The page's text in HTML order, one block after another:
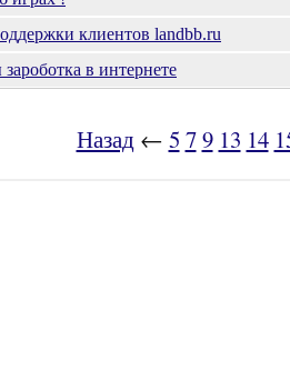
клиентов landbb.ru
в интернете
Назад← 5 79 13 14